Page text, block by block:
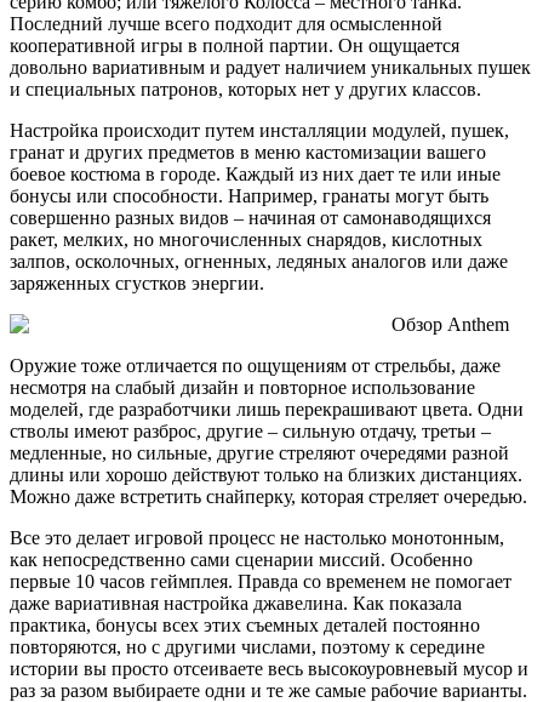
Последний лучше всего подходит для осмысленной
кооперативной игры в полной партии. Он ощущается
довольно вариативным и радует наличием уникальных пушек
и специальных патронов, которых нет у других классов.
Настройка происходит путем инсталляции модулей, пушек,
гранат и других предметов в меню кастомизации вашего
боевое костюма в городе. Каждый из них дает те или иные
бонусы или способности. Например, гранаты могут быть
совершенно разных видов – начиная от самонаводящихся
ракет, мелких, но многочисленных снарядов, кислотных
залпов, осколочных, огненных, ледяных аналогов или даже
заряженных сгустков энергии.
Оружие тоже отличается по ощущениям от стрельбы, даже
несмотря на слабый дизайн и повторное использование
моделей, где разработчики лишь перекрашивают цвета. Одни
стволы имеют разброс, другие – сильную отдачу, третьи –
медленные, но сильные, другие стреляют очередями разной
длины или хорошо действуют только на близких дистанциях.
Можно даже встретить снайперку, которая стреляет очередью.
Все это делает игровой процесс не настолько монотонным,
как непосредственно сами сценарии миссий. Особенно
первые 10 часов геймплея. Правда со временем не помогает
даже вариативная настройка джавелина. Как показала
практика, бонусы всех этих съемных деталей постоянно
повторяются, но с другими числами, поэтому к середине
истории вы просто отсеиваете весь высокоуровневый мусор и
раз за разом выбираете одни и те же самые рабочие варианты.